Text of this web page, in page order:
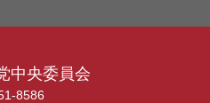
中央委員会
8586